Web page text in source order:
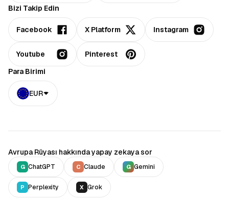
Bizi Takip Edin
Facebook X Platform Instagram
Youtube
Pinterest
Para Birimi
EUR
Avrupa Rüyası hakkında yapay zekaya sor
G ChatGPT C Claude G Gemini
P Perplexity X Grok